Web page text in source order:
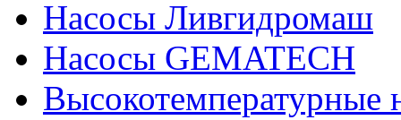
Насосы Ливгидромаш
Насосы GEMATECH
Высокотемпературные